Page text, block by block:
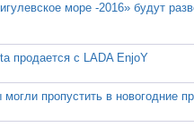
море -2016» будут
продается с LADA EnjoY
пропустить в новогодние